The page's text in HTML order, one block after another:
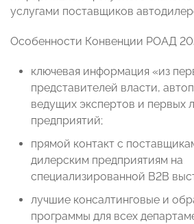
услугами поставщиков
Особенности Конвенции РОАД
ключевая информация «из
представителей власти,
ведущих экспертов и первых
предприятий;
прямой контакт с
дилерским предприятиям на
специализированной B2B
лучшие консалтинговые и
программы для всех